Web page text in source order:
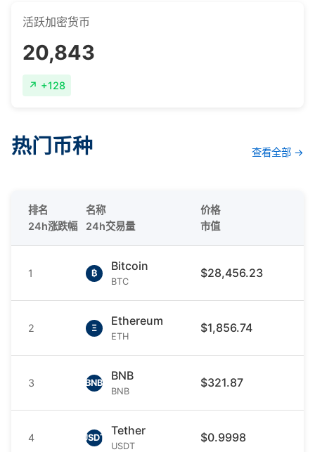
活跃加密货币
20,843
+128
热门币种 查看全部 →
排名 名称
价格
24h涨跌幅
24h交易量 市值
1 ₿ Bitcoin
BTC
$28,456.23
2 Ξ Ethereum
ETH
$1,856.74
3 BNB BNB
BNB
$321.87
4 USDT Tether
USDT
$0.9998